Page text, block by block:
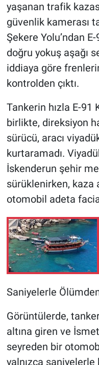
yaşanan trafik
güvenlik kamerası
Şekere Yolu’ndan
doğru yokuş aşağı
iddiaya göre
kontrolden çıktı.
Tankerin hızla E-91
birlikte, direksiyon
sürücü, aracı
kurtaramadı.
İskenderun şehir
sürüklenirken, kaza
otomobil adeta
Saniyelerle
Görüntülerde,
altına giren ve
seyreden bir
yalnızca